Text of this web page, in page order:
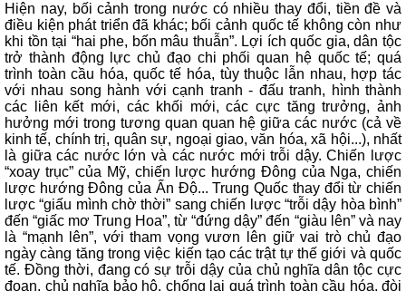
Hiện nay, bối cảnh trong nước có nhiều thay đổi, tiền đề và
điều kiện phát triển đã khác; bối cảnh quốc tế không còn như
khi tồn tại “hai phe, bốn mâu thuẫn”. Lợi ích quốc gia, dân tộc
trở thành động lực chủ đạo chi phối quan hệ quốc tế; quá
trình toàn cầu hóa, quốc tế hóa, tùy thuộc lẫn nhau, hợp tác
với nhau song hành với cạnh tranh - đấu tranh, hình thành
các liên kết mới, các khối mới, các cực tăng trưởng, ảnh
hưởng mới trong tương quan quan hệ giữa các nước (cả về
kinh tế, chính trị, quân sự, ngoại giao, văn hóa, xã hội...), nhất
là giữa các nước lớn và các nước mới trỗi dậy. Chiến lược
“xoay trục” của Mỹ, chiến lược hướng Đông của Nga, chiến
lược hướng Đông của Ấn Độ... Trung Quốc thay đổi từ chiến
lược “giấu mình chờ thời” sang chiến lược “trỗi dậy hòa bình”
đến “giấc mơ Trung Hoa”, từ “đứng dậy” đến “giàu lên” và nay
là “mạnh lên”, với tham vọng vươn lên giữ vai trò chủ đạo
ngày càng tăng trong việc kiến tạo các trật tự thế giới và quốc
tế. Đồng thời, đang có sự trỗi dậy của chủ nghĩa dân tộc cực
đoan, chủ nghĩa bảo hộ, chống lại quá trình toàn cầu hóa, đòi